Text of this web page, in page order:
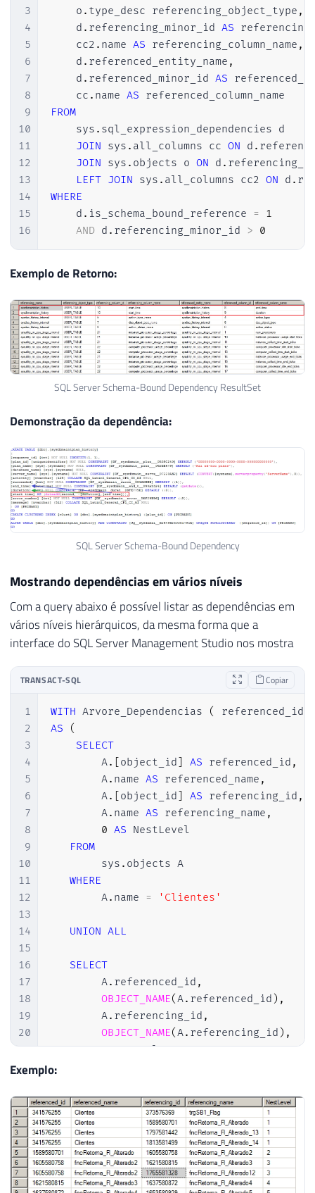
3
4
5
6
7
8
9
10
11
12
13
14
15
16
    o
. type_desc referencing_object_type ,
    d
. referencing_minor_id AS
    cc2
. name AS referencing_column_name ,
    d
. referenced_entity_name ,
    d
. referenced_minor_id AS
    cc
. name AS
FROM
    sys
. sql_expression_dependencies d
JOIN sys . all_columns cc ON d .
JOIN sys . objects o ON d .
LEFT JOIN sys . all_columns cc2 ON d .
WHERE
    d
. is_schema_bound_reference = 1
AND d . referencing_minor_id > 0
Exemplo de Retorno:
SQL Server Schema-Bound Dependency ResultSet
Demonstração da dependência:
SQL Server Schema-Bound Dependency
Mostrando dependências em vários níveis
Com a query abaixo é possível listar as dependências em
vários níveis hierárquicos, da mesma forma que a
interface do SQL Server Management Studio nos mostra
TRANSACT-SQL Copiar
1
2
3
4
5
6
7
8
9
10
11
12
13
14
15
16
17
18
19
20
21
22
24
25
26
27
28
29
WITH Arvore_Dependencias ( referenced_id
AS
(
SELECT
        A
. object_id AS referenced_id ,
        A
. name AS referenced_name ,
        A
. object_id AS referencing_id ,
        A
. name AS referencing_name ,
0 AS NestLevel
FROM
        sys
. objects A
WHERE
        A
. name = 'Clientes'
UNION ALL
SELECT
        A
. referenced_id ,
OBJECT_NAME(A. referenced_id ) ,
        A
. referencing_id ,
OBJECT_NAME(A. referencing_id ) ,
        NestLevel
+ 1
JOIN
)
SELECT DISTINCT
    referenced_id
,
    referenced_name
,
    referencing_id
,
Exemplo: